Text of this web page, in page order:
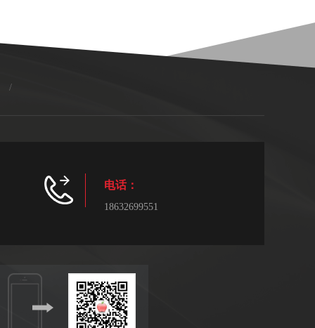
/
电话：
18632699551